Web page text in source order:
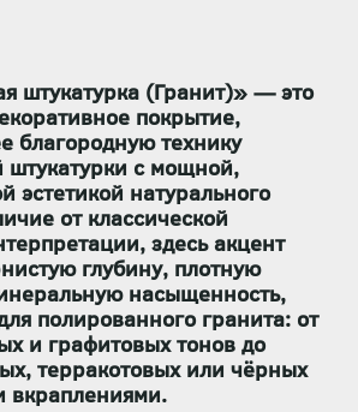
штукатурка (Гранит)» — это
покрытие,
благородную технику
штукатурки с мощной,
эстетикой натурального
от классической
здесь акцент
глубину, плотную
насыщенность,
полированного гранита: от
и графитовых тонов до
терракотовых или чёрных
вкраплениями.